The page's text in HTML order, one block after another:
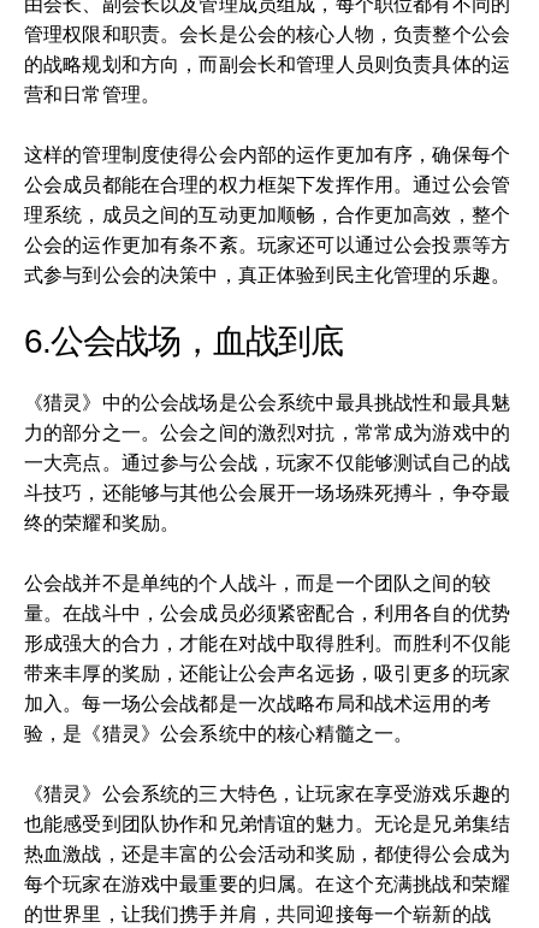
管理权限和职责。会长是公会的核心人物，负责整个公会
的战略规划和方向，而副会长和管理人员则负责具体的运
营和日常管理。
这样的管理制度使得公会内部的运作更加有序，确保每个
公会成员都能在合理的权力框架下发挥作用。通过公会管
理系统，成员之间的互动更加顺畅，合作更加高效，整个
公会的运作更加有条不紊。玩家还可以通过公会投票等方
式参与到公会的决策中，真正体验到民主化管理的乐趣。
6.公会战场，血战到底
《猎灵》中的公会战场是公会系统中最具挑战性和最具魅
力的部分之一。公会之间的激烈对抗，常常成为游戏中的
一大亮点。通过参与公会战，玩家不仅能够测试自己的战
斗技巧，还能够与其他公会展开一场场殊死搏斗，争夺最
终的荣耀和奖励。
公会战并不是单纯的个人战斗，而是一个团队之间的较
量。在战斗中，公会成员必须紧密配合，利用各自的优势
形成强大的合力，才能在对战中取得胜利。而胜利不仅能
带来丰厚的奖励，还能让公会声名远扬，吸引更多的玩家
加入。每一场公会战都是一次战略布局和战术运用的考
验，是《猎灵》公会系统中的核心精髓之一。
《猎灵》公会系统的三大特色，让玩家在享受游戏乐趣的
也能感受到团队协作和兄弟情谊的魅力。无论是兄弟集结
热血激战，还是丰富的公会活动和奖励，都使得公会成为
每个玩家在游戏中最重要的归属。在这个充满挑战和荣耀
的世界里，让我们携手并肩，共同迎接每一个崭新的战